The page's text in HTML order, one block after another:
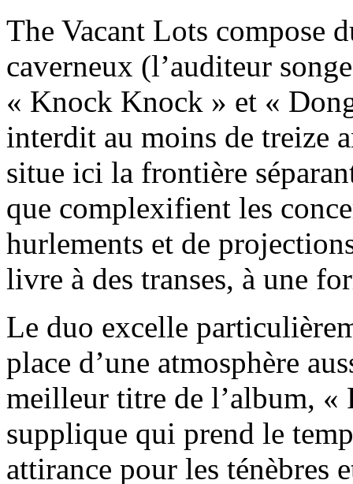
The Vacant Lots compose
caverneux (l’auditeur
« Knock Knock » et «
interdit au moins de treize
situe ici la frontière
que complexifient les
hurlements et de
livre à des transes, à une
Le duo excelle
place d’une atmosphère
meilleur titre de l’album, «
supplique qui prend le
attirance pour les ténèbres